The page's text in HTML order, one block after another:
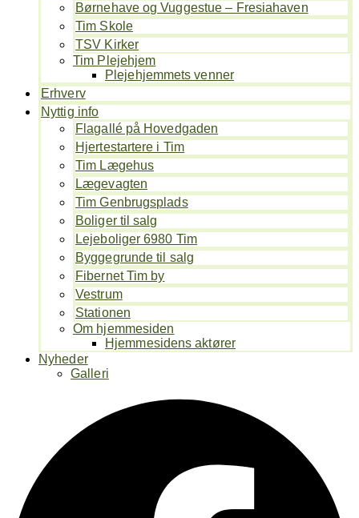
Børnehave og Vuggestue – Fresiahaven
Tim Skole
TSV Kirker
Tim Plejehjem
Plejehjemmets venner
Erhverv
Nyttig info
Flagallé på Hovedgaden
Hjertestartere i Tim
Tim Lægehus
Lægevagten
Tim Genbrugsplads
Boliger til salg
Lejeboliger 6980 Tim
Byggegrunde til salg
Fibernet Tim by
Vestrum
Stationen
Om hjemmesiden
Hjemmesidens aktører
Nyheder
Galleri